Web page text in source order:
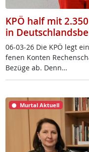
KPÖ half mit
in
06-03-26 Die KPÖ legt
fe­nen Kon­ten
Be­zü­ge ab. Denn…
Murtal Aktuell